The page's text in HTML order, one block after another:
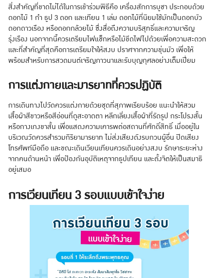
สิ่งสำคัญที่ขาดไม่ได้ในการเข้าร่วมพิธีคือ เครื่องสักการบูชา ประกอบด้วย
ดอกไม้ 1 กำ ธูป 3 ดอก และเทียน 1 เล่ม ดอกไม้ที่นิยมใช้มักเป็นดอกบัว
ดอกดาวเรือง หรือดอกกล้วยไม้ ซึ่งสื่อถึงความบริสุทธิ์และความเจริญ
รุ่งเรือง นอกจากนี้ควรเตรียมไฟแช็กหรือไม้ขีดไฟไปด้วยเพื่อความสะดวก
และที่สำคัญที่สุดคือการเตรียมใจให้สงบ ปราศจากความขุ่นมัว เพื่อให้
พร้อมสำหรับการสวดมนต์เจริญภาวนาและรับบุญกุศลอย่างเต็มเปี่ยม
การแต่งกายและมารยาทที่ควรปฏิบัติ
การเดินทางไปวัดควรแต่งกายด้วยชุดที่สุภาพเรียบร้อย แนะนำให้สวม
เสื้อผ้าสีขาวหรือสีอ่อนที่ดูสะอาดตา หลีกเลี่ยงเสื้อผ้าที่รัดรูป กระโปรงสั้น
หรือกางเกงขาสั้น เพื่อแสดงความเคารพต่อสถานที่ศักดิ์สิทธิ์ เมื่ออยู่ใน
บริเวณวัดควรสำรวมกิริยามารยาท ไม่ส่งเสียงดังรบกวนผู้อื่น ปิดเสียง
โทรศัพท์มือถือ และขณะเดินเวียนเทียนควรเดินอย่างสงบ รักษาระยะห่าง
จากคนด้านหน้า เพื่อป้องกันอุบัติเหตุจากธูปเทียน และตั้งจิตให้เป็นสมาธิ
อยู่เสมอ
การเวียนเทียน 3 รอบแบบเข้าใจง่าย